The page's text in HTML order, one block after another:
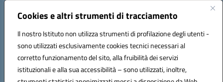
Cookies e altri strumenti di tracciamento
Il nostro Istituto non utilizza strumenti di profilazione degli utenti -
sono utilizzati esclusivamente cookies tecnici necessari al
corretto funzionamento del sito, alla fruibilità dei servizi
istituzionali e alla sua accessibilità – sono utilizzati, inoltre,
Centralino:
Posta elettronica certificata (PEC):ceic8an00r@pec.istruzione.it
Codice fiscale: 80006190617
Codice meccanografico:CEIC8AN00R
Codice Indice delle Pubbliche Amministrazioni (IPA): icmvce
Codice unico di fatturazione (CUF): UFORSV